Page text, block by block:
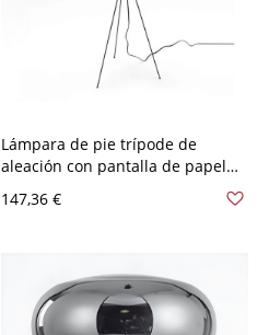
Lámpara de pie trípode de
aleación con pantalla de papel
de tiza y interruptor basculante,
incluido interruptor, 110V-120V,
147,36 €